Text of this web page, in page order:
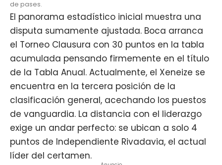
de pases.
El panorama estadístico inicial muestra una
disputa sumamente ajustada. Boca arranca
el Torneo Clausura con 30 puntos en la tabla
acumulada pensando firmemente en el título
de la Tabla Anual. Actualmente, el Xeneize se
encuentra en la tercera posición de la
clasificación general, acechando los puestos
de vanguardia. La distancia con el liderazgo
exige un andar perfecto: se ubican a solo 4
puntos de Independiente Rivadavia, el actual
líder del certamen.